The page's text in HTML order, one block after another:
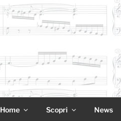
11NOTE
Home Scopri News